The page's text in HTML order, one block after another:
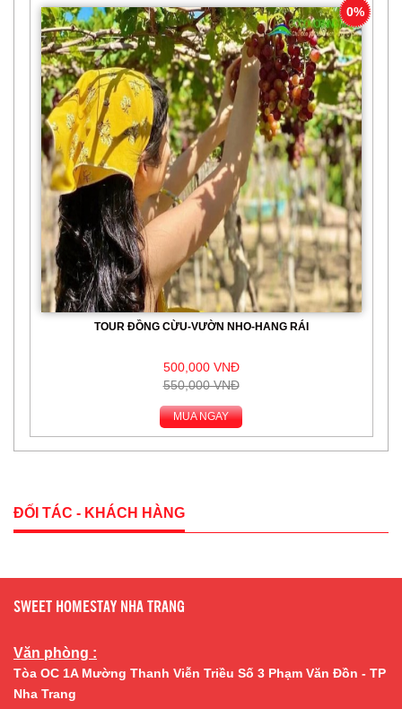
0%
TOUR ĐỒNG CỪU-VƯỜN NHO-HANG RÁI
500,000 VNĐ
550,000 VNĐ
MUA NGAY
ĐỐI TÁC - KHÁCH HÀNG
SWEET HOMESTAY NHA TRANG
Văn phòng :
Tòa OC 1A Mường Thanh Viễn Triều Số 3 Phạm Văn Đồn - TP
Nha Trang